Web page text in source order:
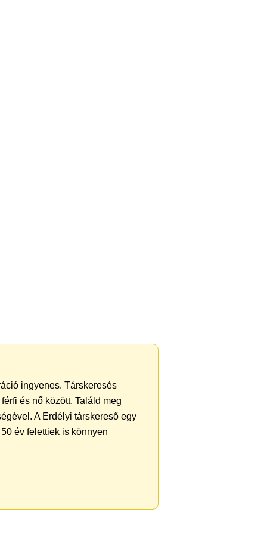
ingyenes. Társkeresés
és nő között. Találd meg
A Erdélyi társkereső egy
év felettiek is könnyen